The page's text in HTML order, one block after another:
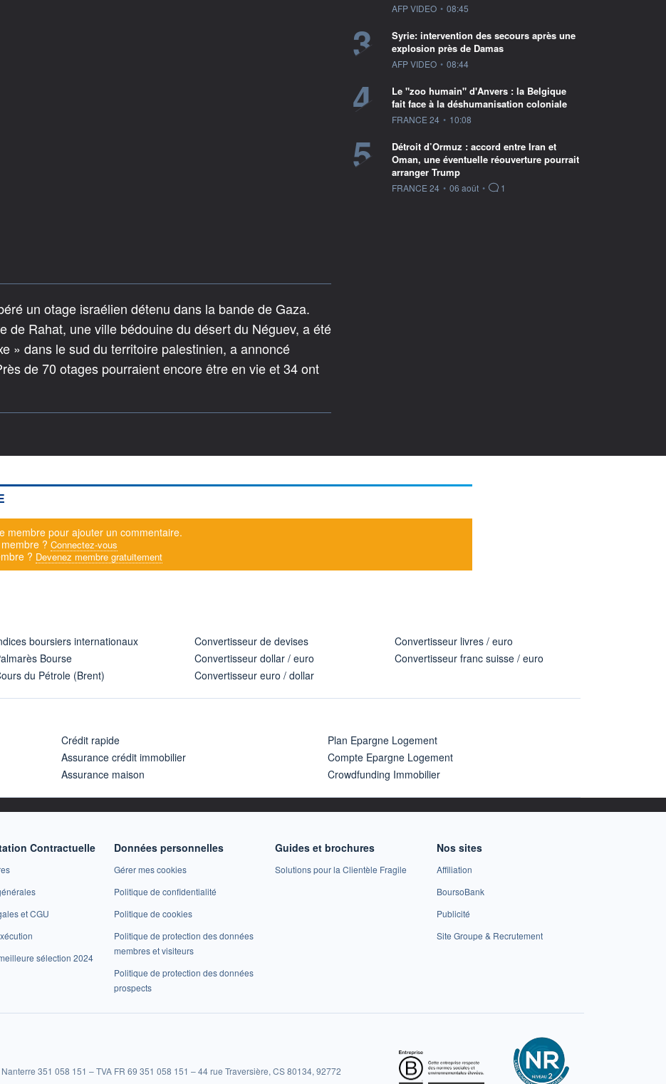
un otage israélien détenu dans la bande de Gaza.
de Rahat, une ville bédouine du désert du Néguev, a été
» dans le sud du territoire palestinien, a annoncé
de 70 otages pourraient encore être en vie et 34 ont
information fournie par
AFP VIDEO • 08:45
3
Syrie: intervention des secours après une
explosion près de Damas
information fournie par
AFP VIDEO • 08:44
4
Le "zoo humain" d'Anvers : la Belgique
fait face à la déshumanisation coloniale
information fournie par
FRANCE 24 • 10:08
5
Détroit d’Ormuz : accord entre Iran et
Oman, une éventuelle réouverture pourrait
arranger Trump
information fournie par
FRANCE 24 • 06 août • 1
membre pour ajouter un commentaire.
? Connectez-vous
? Devenez membre gratuitement
boursiers internationaux
Bourse
du Pétrole (Brent)
Convertisseur de devises
Convertisseur dollar / euro
Convertisseur euro / dollar
Convertisseur livres / euro
Convertisseur franc suisse / euro
Crédit rapide
Assurance crédit immobilier
Assurance maison
Plan Epargne Logement
Compte Epargne Logement
Crowdfunding Immobilier
Contractuelle
et CGU
sélection 2024
Données personnelles
Gérer mes cookies
Politique de confidentialité
Politique de cookies
Politique de protection des données
membres et visiteurs
Politique de protection des données
prospects
Guides et brochures
Solutions pour la Clientèle Fragile
Nos sites
Affiliation
BoursoBank
Publicité
Site Groupe & Recrutement
351 058 151 – TVA FR 69 351 058 151 – 44 rue Traversière, CS 80134, 92772